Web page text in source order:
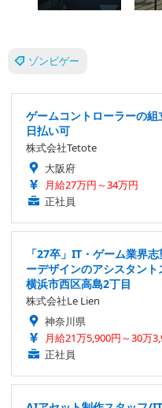
ゾンビゲー
ゲームコントローラーの
日払い可
株式会社Tetote
大阪府
月給27万円～34万円
正社員
「27卒」IT・ゲーム業界
ーデザインのアシスタン
横浜市西区高島2丁目
株式会社Le Lien
神奈川県
月給21万5,900円～30万
正社員